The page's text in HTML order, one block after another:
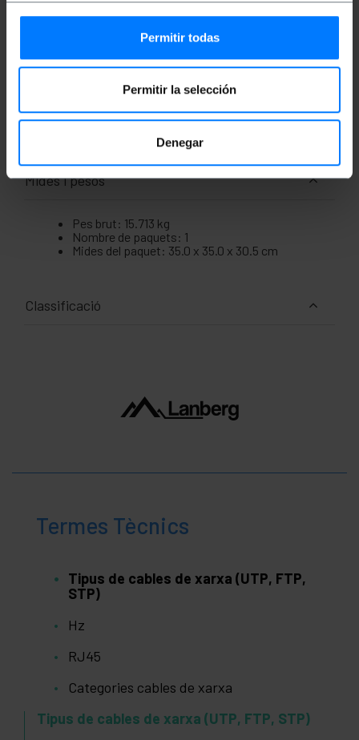
Permitir todas
Permitir la selección
Denegar
switches, punts d'accés, mòdems, routers,
Compleix amb la normativa ANSI/TIA-568-C;
instal·ladors i instal·lacions que ho requereixin.
Mides i pesos
Pes brut: 15.713 kg
Nombre de paquets: 1
Mides del paquet: 35.0 x 35.0 x 30.5 cm
Classificació
Termes Tècnics
Tipus de cables de xarxa (UTP, FTP,
STP)
Hz
RJ45
Categories cables de xarxa
Tipus de cables de xarxa (UTP, FTP, STP)